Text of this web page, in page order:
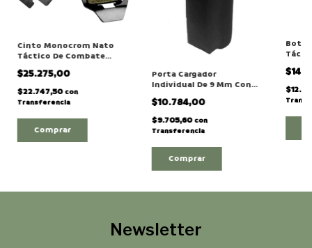
Cinto Monocrom Nato
Táctico De Combate
Policía-militar
$25.275,00
$22.747,50con
Transferencia
Comprar
Porta Cargador
Individual De 9 Mm Con
Sistema Molle
$10.784,00
$9.705,60con
Transferencia
Comprar
Molle
Newsletter